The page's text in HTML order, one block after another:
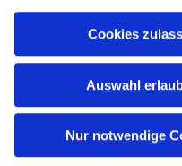
Cookies
Auswahl
Nur notwendige